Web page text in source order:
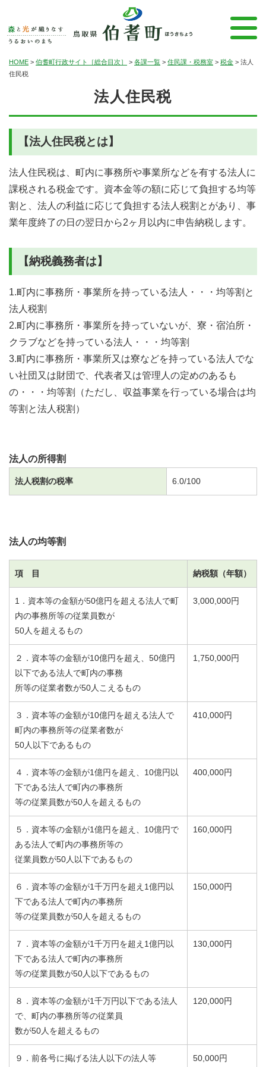
HOME > 伯耆町行政サイト［総合目次］ > 各課一覧 > 住民課・税務室 > 税金 > 法人
住民税
法人住民税
【法人住民税とは】
法人住民税は、町内に事務所や事業所などを有する法人に
課税される税金です。資本金等の額に応じて負担する均等
割と、法人の利益に応じて負担する法人税割とがあり、事
業年度終了の日の翌日から2ヶ月以内に申告納税します。
【納税義務者は】
1.町内に事務所・事業所を持っている法人・・・均等割と
法人税割
2.町内に事務所・事業所を持っていないが、寮・宿泊所・
クラブなどを持っている法人・・・均等割
3.町内に事務所・事業所又は寮などを持っている法人でな
い社団又は財団で、代表者又は管理人の定めのあるも
の・・・均等割（ただし、収益事業を行っている場合は均
等割と法人税割）
法人の所得割
法人税割の税率 6.0/100
法人の均等割
項 目 納税額（年額）
1．資本等の金額が50億円を超える法人で町
内の事務所等の従業員数が
50人を超えるもの
3,000,000円
２．資本等の金額が10億円を超え、50億円
以下である法人で町内の事務
所等の従業者数が50人こえるもの
1,750,000円
３．資本等の金額が10億円を超える法人で
町内の事務所等の従業者数が
50人以下であるもの
410,000円
４．資本等の金額が1億円を超え、10億円以
下である法人で町内の事務所
等の従業員数が50人を超えるもの
400,000円
５．資本等の金額が1億円を超え、10億円で
ある法人で町内の事務所等の
従業員数が50人以下であるもの
160,000円
６．資本等の金額が1千万円を超え1億円以
下である法人で町内の事務所
等の従業員数が50人を超えるもの
150,000円
７．資本等の金額が1千万円を超え1億円以
下である法人で町内の事務所
等の従業員数が50人以下であるもの
130,000円
８．資本等の金額が1千万円以下である法人
で、町内の事務所等の従業員
数が50人を超えるもの
120,000円
９．前各号に掲げる法人以下の法人等 50,000円